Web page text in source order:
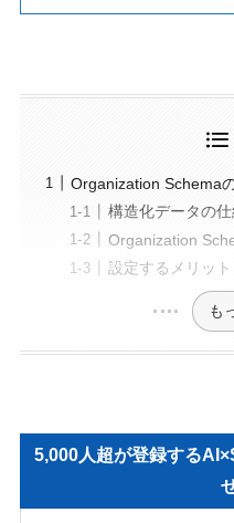
Organization Schema
構造化データの
Organization
設定するメリット
も
5,000人超が登録する